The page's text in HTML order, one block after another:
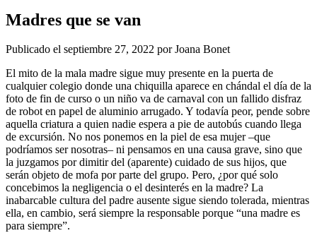
Madres que se van
Publicado el septiembre 27, 2022 por Joana Bonet
El mito de la mala madre sigue muy presente en la puerta de
cualquier colegio donde una chiquilla aparece en chándal el día de la
foto de fin de curso o un niño va de carnaval con un fallido disfraz
de robot en papel de aluminio arrugado. Y todavía peor, pende sobre
aquella criatura a quien nadie espera a pie de autobús cuando llega
de excursión. No nos ponemos en la piel de esa mujer –que
podríamos ser nosotras– ni pensamos en una causa grave, sino que
la juzgamos por dimitir del (aparente) cuidado de sus hijos, que
serán objeto de mofa por parte del grupo. Pero, ¿por qué solo
concebimos la negligencia o el desinterés en la madre? La
inabarcable cultura del padre ausente sigue siendo tolerada, mientras
ella, en cambio, será siempre la responsable porque “una madre es
para siempre”.